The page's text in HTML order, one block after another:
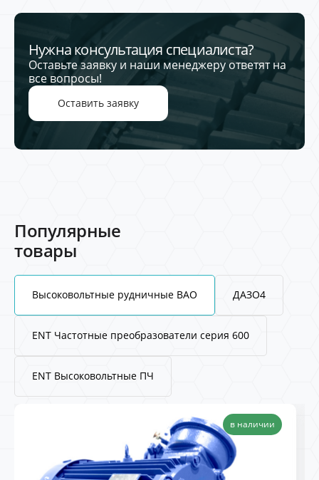
Нужна консультация специалиста?
Оставьте заявку и наши менеджеру ответят на
все вопросы!
Оставить заявку
Популярные
товары
Высоковольтные рудничные ВАО ДАЗО4
ENT Частотные преобразователи серия 600
ENT Высоковольтные ПЧ
в наличии